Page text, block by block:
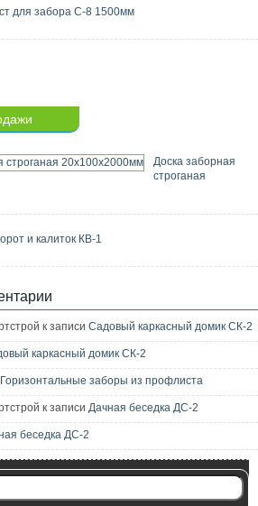
для забора С-8 1500мм
Доска заборная
строганая
и калиток КВ-1
к записи Садовый каркасный домик СК-2
каркасный домик СК-2
Горизонтальные заборы из профлиста
к записи Дачная беседка ДС-2
беседка ДС-2